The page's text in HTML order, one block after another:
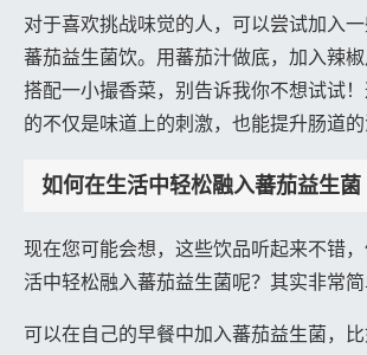
对于喜欢挑战味觉的人，可以尝试加入
蕃茄益生菌饮。用蕃茄汁做底，加入辣
搭配一小撮香菜，别告诉我你不想试试
的不仅是味道上的刺激，也能提升肠道的
如何在生活中轻松融入蕃茄益生菌
现在您可能会想，这些饮品听起来不错
活中轻松融入蕃茄益生菌呢？其实非常简
可以在自己的早餐中加入蕃茄益生菌，